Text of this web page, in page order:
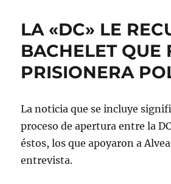
LA «DC» LE
BACHELET QUE
PRISIONERA
La noticia que se incluye
proceso de apertura entre la
éstos, los que apoyaron a
entrevista.